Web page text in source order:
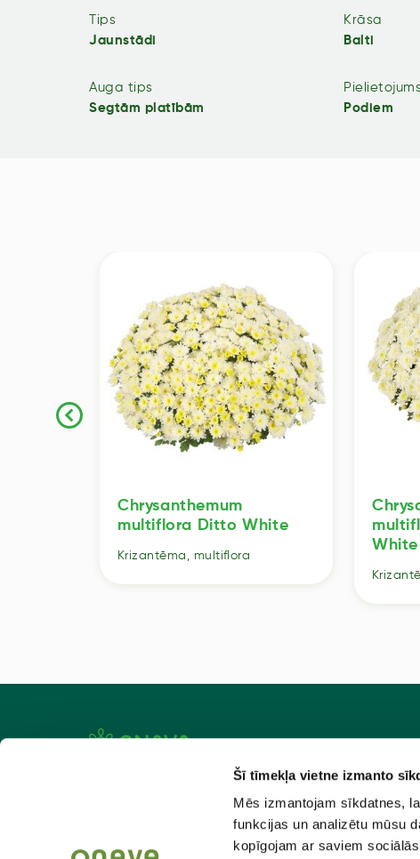
Šī tīmekļa vietne izmanto
Mēs izmantojam sīkdatnes,
funkcijas un analizētu mūsu
kopīgojam ar saviem
Tips
Jaunstādi
Krāsa
Balti
Auga tips
Segtām platībām
Podiem
Chrysanthemum
multiflora Ditto White
Krizantēma, multiflora
White
Kontakti
Kad
Piegāde